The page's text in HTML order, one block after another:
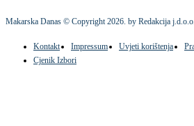
Makarska Danas © Copyright2026. by Redakcija j.d.o.o.
Kontakt Impressum Uvjeti korištenja
Cjenik Izbori